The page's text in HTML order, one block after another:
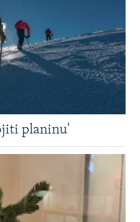
planinu'